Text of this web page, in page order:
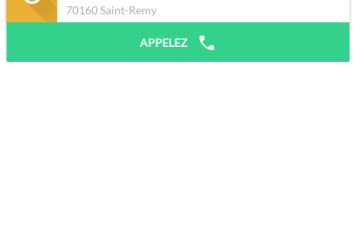
70160Saint-Remy
APPELEZ